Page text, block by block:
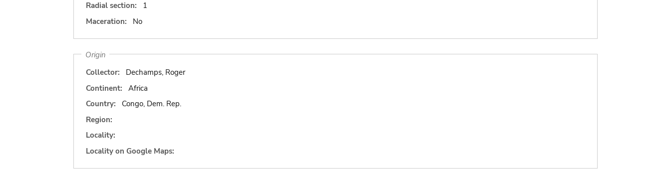
Radial section:
1
Maceration:
No
Origin
Collector:
Dechamps, Roger
Continent:
Africa
Country:
Congo, Dem. Rep.
Region:
Locality:
Locality on Google Maps: